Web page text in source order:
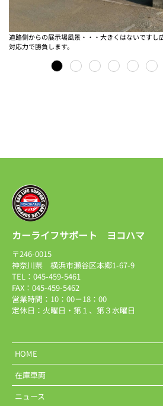
道路側からの展示場風景・・・大きくはないですし
対応力で勝負します。
カーライフサポート ヨコハマ
〒246-0015
神奈川県 横浜市瀬谷区本郷1-67-9
TEL：045-459-5461
FAX：045-459-5462
営業時間：10：00－18：00
定休日：火曜日・第１、第３水曜日
HOME
在庫車両
ニュース